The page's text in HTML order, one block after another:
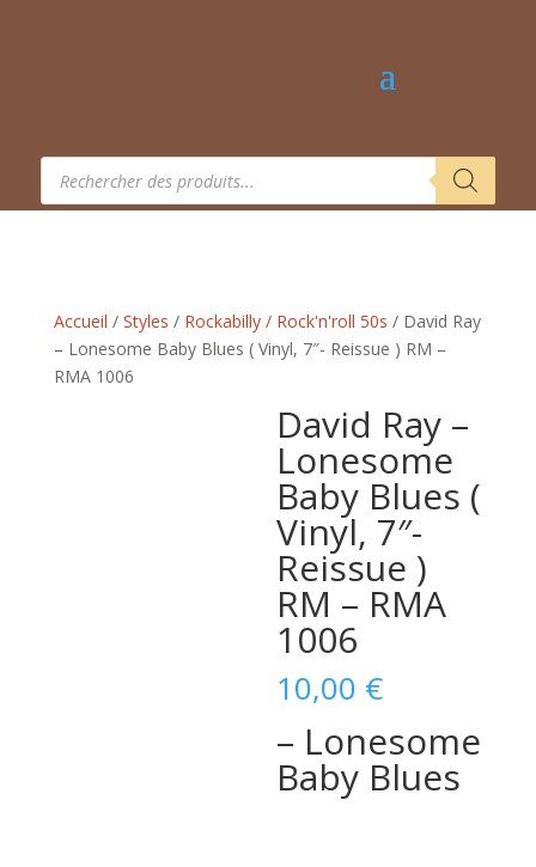
Recherche
produits
Accueil / Styles / Rockabilly / Rock'n'roll 50s / David Ray
– Lonesome Baby Blues ( Vinyl, 7″- Reissue ) RM –
RMA 1006
David Ray –
Lonesome
Baby Blues (
Vinyl, 7″-
Reissue )
RM – RMA
1006
10,00 €
– Lonesome
Baby Blues